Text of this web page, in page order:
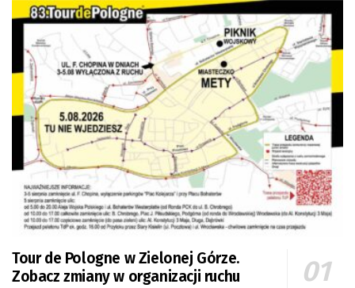
Tour de Pologne w Zielonej Górze.
Zobacz zmiany w organizacji ruchu